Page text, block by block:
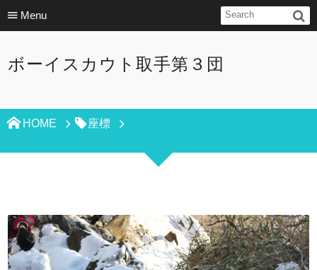
Menu
ボーイスカウト取手第３団
HOME 座標